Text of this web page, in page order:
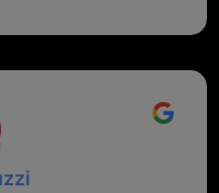
altro problema.